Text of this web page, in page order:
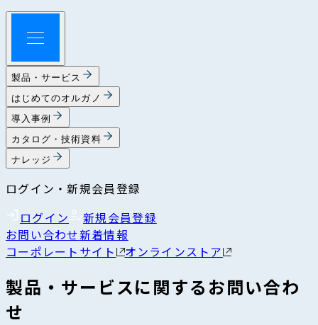
製品・サービス
はじめてのオルガノ
導入事例
カタログ・技術資料
ナレッジ
ログイン・新規会員登録
ログイン
新規会員登録
お問い合わせ新着情報
コーポレートサイト
オンラインストア
製品・サービスに関するお問い合わ
せ